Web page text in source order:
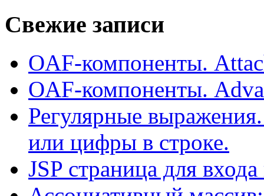
Свежие записи
OAF-компоненты.
OAF-компоненты.
Регулярные
или цифры в строке.
JSP страница для